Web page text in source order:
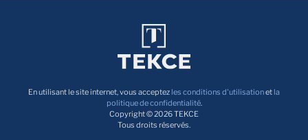
En utilisant le site internet, vous acceptez les conditions d'utilisationet la
politique de confidentialité.
Copyright © 2026 TEKCE
Tous droits réservés.